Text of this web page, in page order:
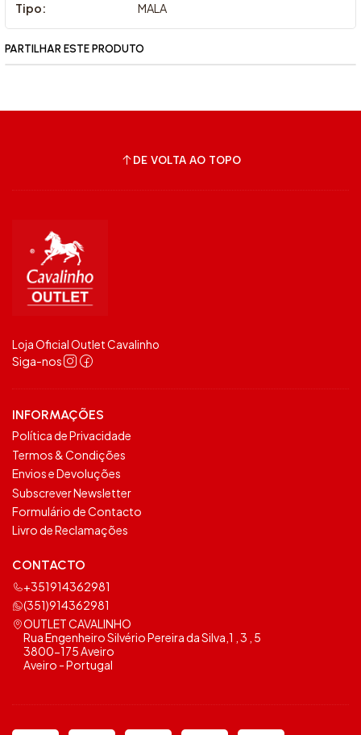
Tipo: MALA
PARTILHAR ESTE PRODUTO
DE VOLTA AO TOPO
Loja Oficial Outlet Cavalinho
Siga-nos
INFORMAÇÕES
Política de Privacidade
Termos & Condições
Envios e Devoluções
Subscrever Newsletter
Formulário de Contacto
Livro de Reclamações
CONTACTO
+351914362981
(351)914362981
OUTLET CAVALINHO
Rua Engenheiro Silvério Pereira da Silva,1 , 3 , 5
3800-175 Aveiro
Aveiro - Portugal